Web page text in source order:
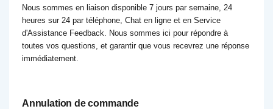
Nous sommes en liaison disponible 7 jours par semaine, 24
heures sur 24 par téléphone, Chat en ligne et en Service
d'Assistance Feedback. Nous sommes ici pour répondre à
toutes vos questions, et garantir que vous recevrez une réponse
immédiatement.
Annulation de commande